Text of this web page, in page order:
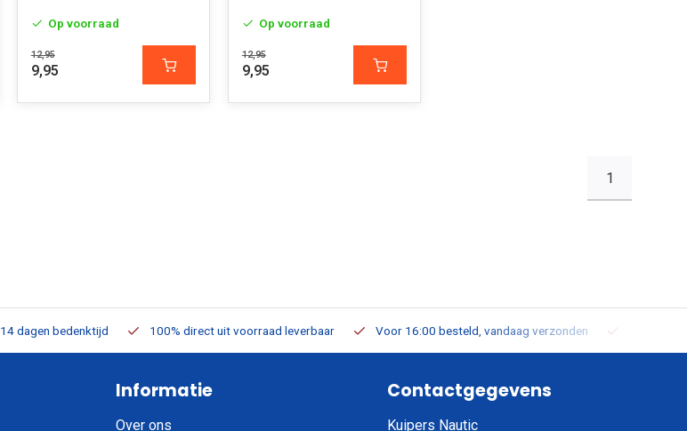
Op voorraad
12,95
9,95
Op voorraad
12,95
9,95
1
14 dagen bedenktijd 100% direct uit voorraad leverbaar Voor 16:00 besteld, vandaag verzonden
Informatie
Over ons
Contactgegevens
Kuipers Nautic